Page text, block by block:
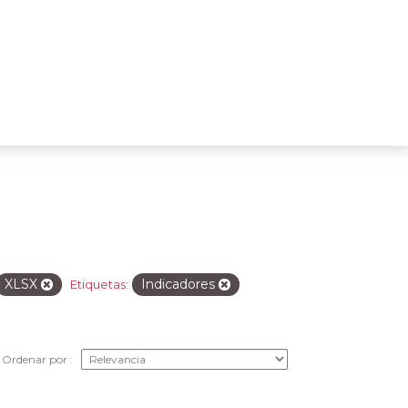
XLSX Etiquetas: Indicadores
Ordenar por